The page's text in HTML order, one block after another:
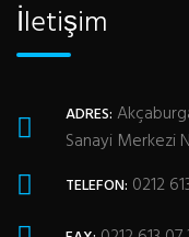
İletişim
ADRES:
Sanayi Merkezi
TELEFON: 0212